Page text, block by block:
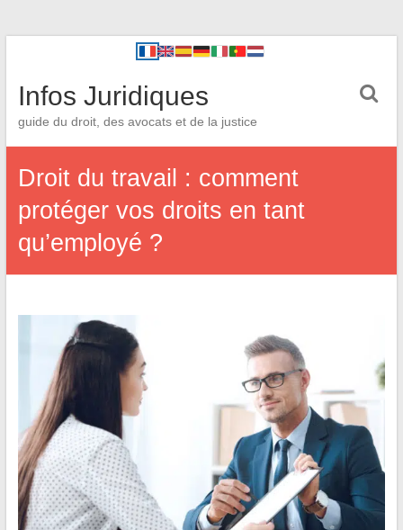
Infos Juridiques
guide du droit, des avocats et de la justice
Droit du travail : comment
protéger vos droits en tant
qu’employé ?